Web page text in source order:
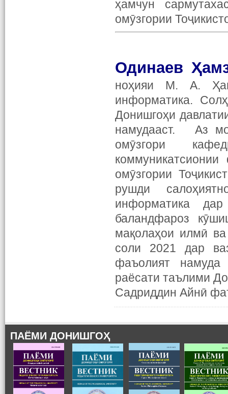
ҳамчун
омӯзгории
Одинаев
ноҳияи М. А.
информатика.
Донишгоҳи
намудааст. Аз
омӯзгори
омӯзгории
рушди
информатика
баландфароз
мақолаҳои илмӣ
соли 2021 дар
фаъолият намуда
раёсати таълими
Садриддин Айнӣ
ПАЁМИ ДОНИШГОҲ